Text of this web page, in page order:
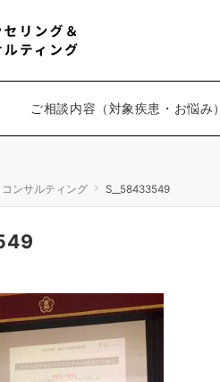
ご相談内容（対象疾患・お悩み）
ンサルティング S__58433549